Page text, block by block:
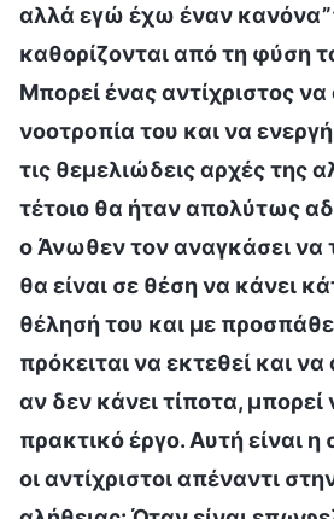
αλλά εγώ έχω έναν
καθορίζονται από τη φύση
Μπορεί ένας αντίχριστος να
νοοτροπία του και να
τις θεμελιώδεις αρχές της
τέτοιο θα ήταν απολύτως
ο Άνωθεν τον αναγκάσει να
θα είναι σε θέση να κάνει
θέλησή του και με
πρόκειται να εκτεθεί και
αν δεν κάνει τίποτα, μπορεί
πρακτικό έργο. Αυτή είναι
οι αντίχριστοι απέναντι